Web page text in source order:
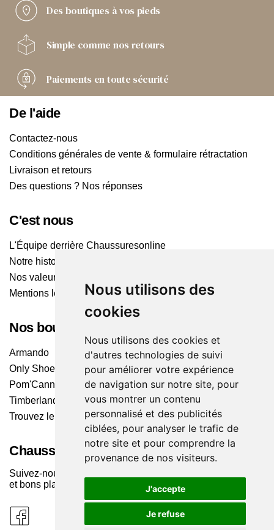
Nous utilisons des
cookies
Nous utilisons des cookies et
d'autres technologies de suivi
pour améliorer votre expérience
de navigation sur notre site, pour
vous montrer un contenu
personnalisé et des publicités
ciblées, pour analyser le trafic de
notre site et pour comprendre la
provenance de nos visiteurs.
J'accepte
Je refuse
Des boutiques à vos pieds
Simple comme nos retours
Paiements en toute sécurité
De l'aide
Contactez-nous
Conditions générales de vente & formulaire rétractation
Livraison et retours
Des questions ? Nos réponses
C'est nous
L'Équipe derrière Chaussuresonline
Notre histoire
Nos valeurs
Mentions légales
Nos boutiques
Armando
Only Shoes
Pom'Cannelle
Timberland
Trouvez le magasin le plus proche
Chaussuresonline sur les Médias sociaux
Suivez-nous sur les réseaux pour les dernières tendances
et bons plans !